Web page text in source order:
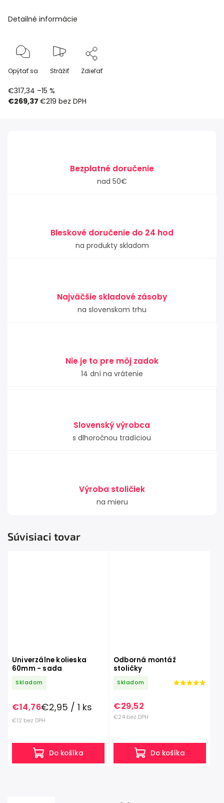
€317,34 –15 %
€269,37 €219 bez DPH
Detailné informácie
Opýtať sa Strážiť Zdieľať
Bezplatné doručenie
nad 50€
Bleskové doručenie do 24 hod
na produkty skladom
Najväčšie skladové zásoby
na slovenskom trhu
Nie je to pre môj zadok
14 dní na vrátenie
Slovenský výrobca
s dlhoročnou tradíciou
Výroba stoličiek
na mieru
Súvisiaci tovar
Univerzálne kolieska
60mm - sada
Skladom
€12 bez DPH
€14,76€2,95 / 1 ks
Do košíka
Odborná montáž
stoličky
Skladom
€24 bez DPH
€29,52
Do košíka